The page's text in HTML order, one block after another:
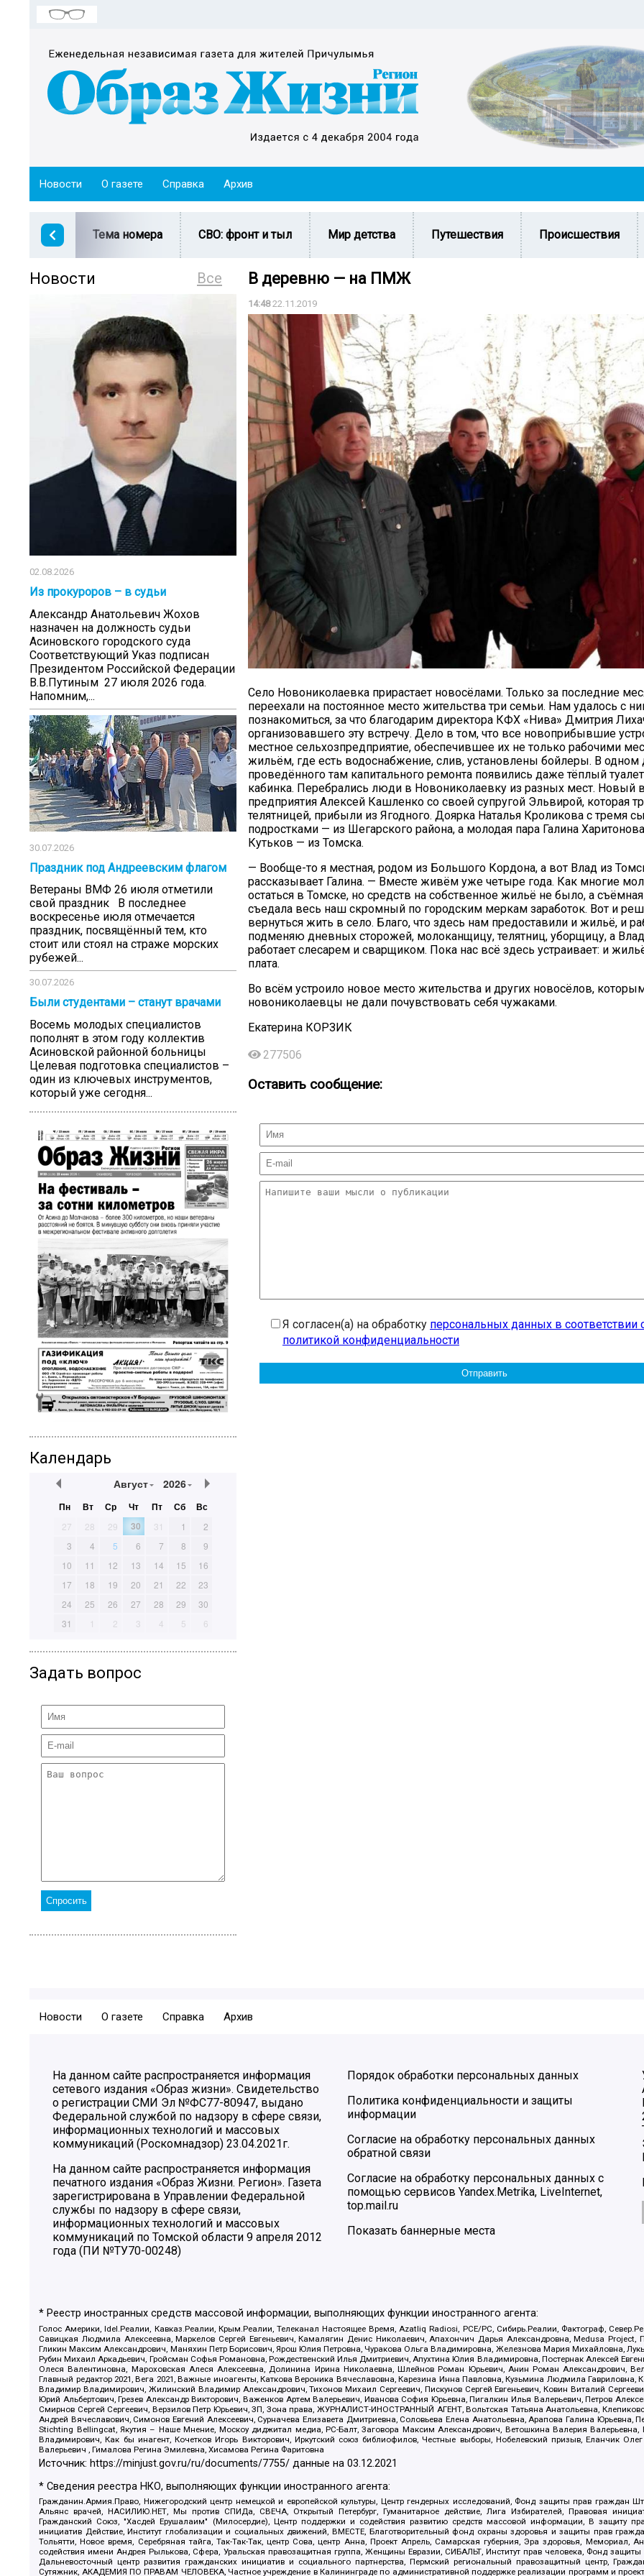
Новости О газете Справка Архив
Тема номера СВО: фронт и тыл Мир детства Путешествия Происшествия
Все
Новости
02.08.2026
Из прокуроров – в судьи
Александр Анатольевич Жохов
назначен на должность судьи
Асиновского городского суда
Соответствующий Указ подписан
Президентом Российской Федерации
В.В.Путиным 27 июля 2026 года.
Напомним,...
30.07.2026
Праздник под Андреевским флагом
Ветераны ВМФ 26 июля отметили
свой праздник В последнее
воскресенье июля отмечается
праздник, посвящённый тем, кто
стоит или стоял на страже морских
рубежей...
30.07.2026
Были студентами – станут врачами
Восемь молодых специалистов
пополнят в этом году коллектив
Асиновской районной больницы
Целевая подготовка специалистов –
один из ключевых инструментов,
который уже сегодня...
Календарь
Август 2026
Пн Вт Ср Чт Пт Сб Вс
27 28 29 30 31 1
2
3
4 5 6 7 8
9
10
11 12 13 14 15
16
17
18 19 20 21 22
23
24
25 26 27 28 29
30
31
1 2 3 4 5 6
Задать вопрос
В деревню — на ПМЖ
14:4822.11.2019
Село Новониколаевка прирастает новосёлами. Только за последние
переехали на постоянное место жительства три семьи. Нам удалось с
познакомиться, за что благодарим директора КФХ «Нива» Дмитрия
организовавшего эту встречу. Дело в том, что все новоприбывшие
местное сельхозпредприятие, обеспечившее их не только рабочими
жильём, где есть водоснабжение, слив, установлены бойлеры. В одном
проведённого там капитального ремонта появились даже тёплый
кабинка. Перебрались люди в Новониколаевку из разных мест. Новый
предприятия Алексей Кашленко со своей супругой Эльвирой, которая
телятницей, прибыли из Ягодного. Доярка Наталья Кроликова с тремя
подростками — из Шегарского района, а молодая пара Галина
Кутьков — из Томска.
— Вообще-то я местная, родом из Большого Кордона, а вот Влад из
рассказывает Галина. — Вместе живём уже четыре года. Как многие
остаться в Томске, но средств на собственное жильё не было, а
съедала весь наш скромный по городским меркам заработок. Вот и
вернуться жить в село. Благо, что здесь нам предоставили и жильё, и
подменяю дневных сторожей, молоканщицу, телятниц, уборщицу, а
работает слесарем и сварщиком. Пока нас всё здесь устраивает: и
плата.
Во всём устроило новое место жительства и других новосёлов,
новониколаевцы не дали почувствовать себя чужаками.
Екатерина КОРЗИК
277506
Оставить сообщение:
Я согласен(а) на обработку персональных данных в соответствии
политикой конфиденциальности
20.09.2017
Посмотреть...
Новости О газете Справка Архив
На данном сайте распространяется информация
сетевого издания «Образ жизни». Свидетельство
о регистрации СМИ Эл №ФС77-80947, выдано
Федеральной службой по надзору в сфере связи,
информационных технологий и массовых
коммуникаций (Роскомнадзор) 23.04.2021г.
На данном сайте распространяется информация
печатного издания «Образ Жизни. Регион». Газета
зарегистрирована в Управлении Федеральной
службы по надзору в сфере связи,
информационных технологий и массовых
коммуникаций по Томской области 9 апреля 2012
года (ПИ №ТУ70-00248)
Порядок обработки персональных данных
Политика конфиденциальности и защиты
информации
Согласие на обработку персональных данных
обратной связи
Согласие на обработку персональных данных с
помощью сервисов Yandex.Metrika, LiveInternet,
top.mail.ru
Показать баннерные места
* Реестр иностранных средств массовой информации, выполняющих функции иностранного агента:
Голос Америки, Idel.Реалии, Кавказ.Реалии, Крым.Реалии, Телеканал Настоящее Время, Azatliq Radiosi, PCE/PC, Сибирь.Реалии, Фактограф,
Савицкая Людмила Алексеевна, Маркелов Сергей Евгеньевич, Камалягин Денис Николаевич, Апахончич Дарья Александровна, Medusa
Гликин Максим Александрович, Маняхин Петр Борисович, Ярош Юлия Петровна, Чуракова Ольга Владимировна, Железнова Мария Михайловна,
Рубин Михаил Аркадьевич, Гройсман Софья Романовна, Рождественский Илья Дмитриевич, Апухтина Юлия Владимировна, Постернак Алексей
Олеся Валентиновна, Мароховская Алеся Алексеевна, Долинина Ирина Николаевна, Шлейнов Роман Юрьевич, Анин Роман Александрович,
Главный редактор 2021, Вега 2021, Важные иноагенты, Каткова Вероника Вячеславовна, Карезина Инна Павловна, Кузьмина Людмила
Владимир Владимирович, Жилинский Владимир Александрович, Тихонов Михаил Сергеевич, Пискунов Сергей Евгеньевич, Ковин Виталий
Юрий Альбертович, Грезев Александр Викторович, Важенков Артем Валерьевич, Иванова София Юрьевна, Пигалкин Илья Валерьевич, Петров
Смирнов Сергей Сергеевич, Верзилов Петр Юрьевич, ЗП, Зона права, ЖУРНАЛИСТ-ИНОСТРАННЫЙ АГЕНТ, Вольтская Татьяна Анатольевна,
Андрей Вячеславович, Симонов Евгений Алексеевич, Сурначева Елизавета Дмитриевна, Соловьева Елена Анатольевна, Арапова Галина
Stichting Bellingcat, Якутия – Наше Мнение, Москоу диджитал медиа, РС-Балт, Заговора Максим Александрович, Ветошкина Валерия
Владимирович, Как бы инагент, Кочетков Игорь Викторович, Иркутский союз библиофилов, Честные выборы, Нобелевский призыв, Еланчик
Валерьевич , Гималова Регина Эмилевна, Хисамова Регина Фаритовна
Источник: https://minjust.gov.ru/ru/documents/7755/ данные на03.12.2021
* Сведения реестра НКО, выполняющих функции иностранного агента:
Гражданин.Армия.Право, Нижегородский центр немецкой и европейской культуры, Центр гендерных исследований, Фонд защиты прав граждан
Альянс врачей, НАСИЛИЮ.НЕТ, Мы против СПИДа, СВЕЧА, Открытый Петербург, Гуманитарное действие, Лига Избирателей, Правовая
Гражданский Союз, "Хасдей Ерушалаим" (Милосердие), Центр поддержки и содействия развитию средств массовой информации, В защиту
инициатив Действие, Институт глобализации и социальных движений, ВМЕСТЕ, Благотворительный фонд охраны здоровья и защиты прав
Тольятти, Новое время, Серебряная тайга, Так-Так-Так, центр Сова, центр Анна, Проект Апрель, Самарская губерния, Эра здоровья, Мемориал,
содействия имени Андрея Рылькова, Сфера, Уральская правозащитная группа, Женщины Евразии, СИБАЛЬТ, Институт прав человека, Фонд защиты
Дальневосточный центр развития гражданских инициатив и социального партнерства, Пермский региональный правозащитный центр,
Сутяжник, АКАДЕМИЯ ПО ПРАВАМ ЧЕЛОВЕКА, Частное учреждение в Калининграде по административной поддержке реализации программ и